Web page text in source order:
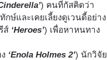
) คนที่กัสคิดว่า
ษ์และเคยเลี้ยงดูเวนดี้อย่าง
ส์ ‘Heroes’)​ เพื่อหาหนทาง
‘Enola Holmes 2’) นักวิจัย